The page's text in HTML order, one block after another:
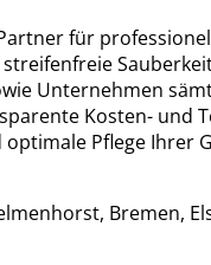
für
Unternehmen
Kosten- und
Pflege Ihrer
Bremen,